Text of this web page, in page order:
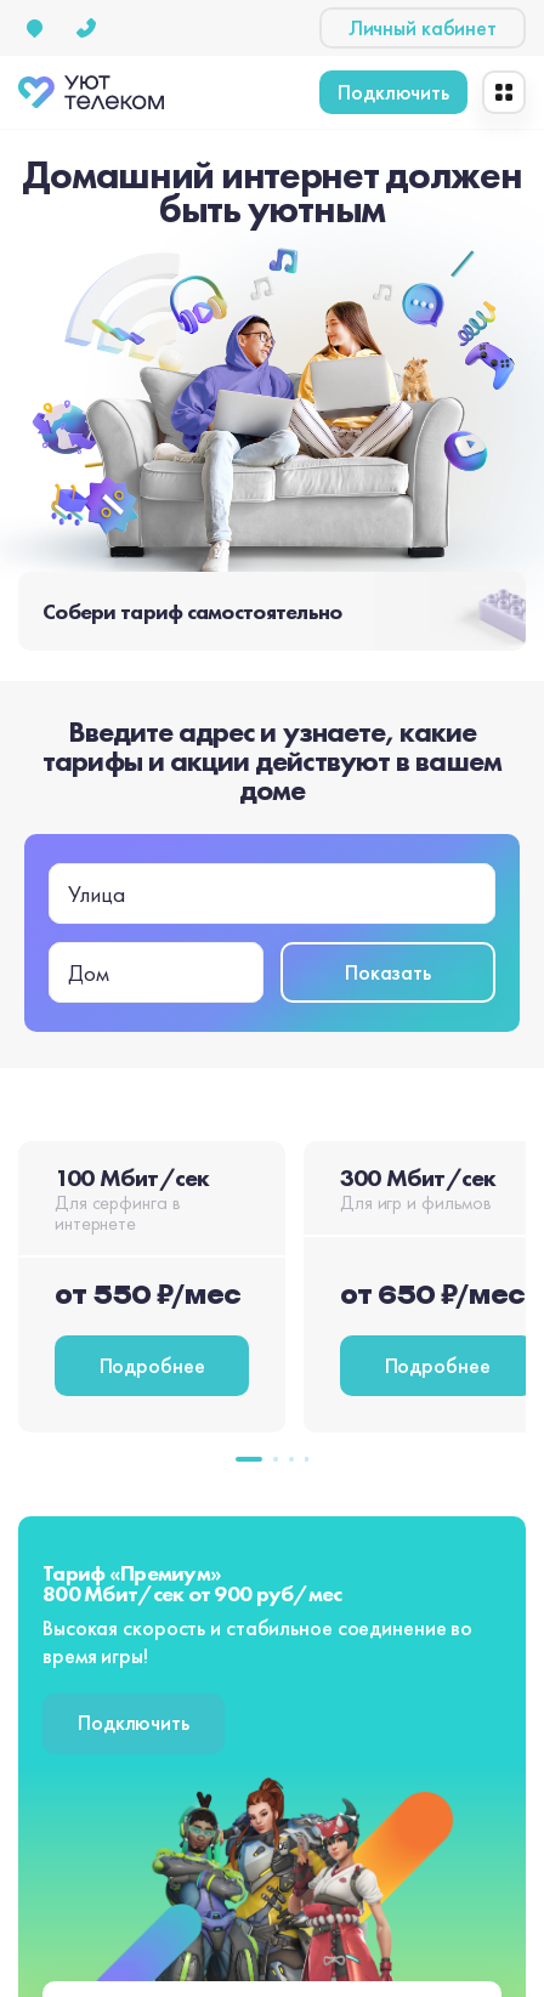
Личный кабинет
Подключить
Домашний интернет должен
быть уютным
Собери тариф самостоятельно
Введите адрес и узнаете, какие
тарифы и акции действуют в вашем
доме
Улица
Дом Показать
100 Мбит/сек
Для серфинга в
интернете
от 550 ₽/мес
Подробнее
300 Мбит/сек
Для игр и фильмов
от 650 ₽/мес
Подробнее
Тариф «Премиум»
800 Мбит/сек от 900 руб/мес
Высокая скорость и стабильное соединение во
время игры!
Подключить